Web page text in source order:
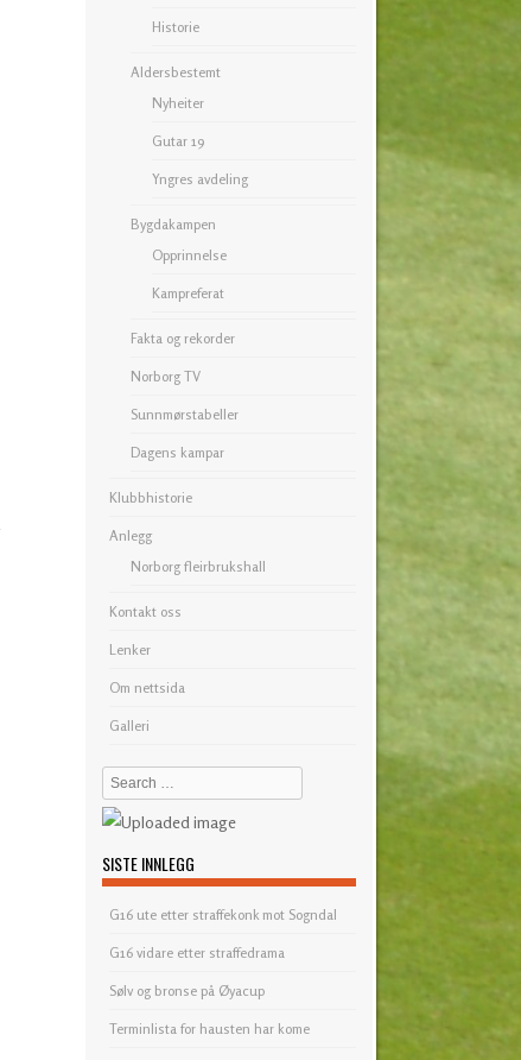
Historie
Aldersbestemt
Nyheiter
Gutar 19
Yngres avdeling
Bygdakampen
Opprinnelse
Kampreferat
Fakta og rekorder
Norborg TV
Sunnmørstabeller
Dagens kampar
Klubbhistorie
Anlegg
Norborg fleirbrukshall
Kontakt oss
Lenker
Om nettsida
Galleri
Search
SISTE INNLEGG
G16 ute etter straffekonk mot Sogndal
G16 vidare etter straffedrama
Sølv og bronse på Øyacup
Terminlista for hausten har kome